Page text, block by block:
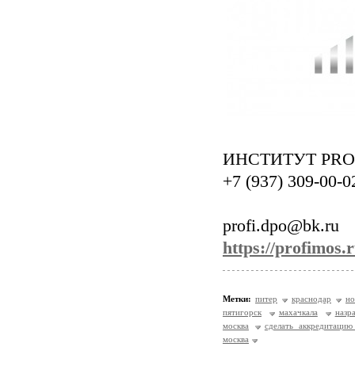
ИНСТИТУТ
+7 (937) 309-00-
profi.dpo@bk.ru
https://
Метки: питер краснодар
пятигорск
махачкала
москва
сделать
москва